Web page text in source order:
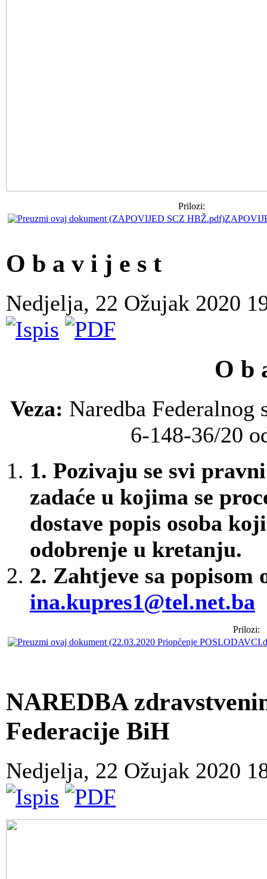
Prilozi:
O b a v i j e s t
Nedjelja, 22 Ožujak 2020
O b
Veza: Naredba
6-148-36/20
1. Pozivaju se svi
zadaće u kojima se
dostave popis osoba
odobrenje u kretanju.
2. Zahtjeve sa
ina.kupres1@tel.net.ba
Prilozi:
NAREDBA
Federacije BiH
Nedjelja, 22 Ožujak 2020